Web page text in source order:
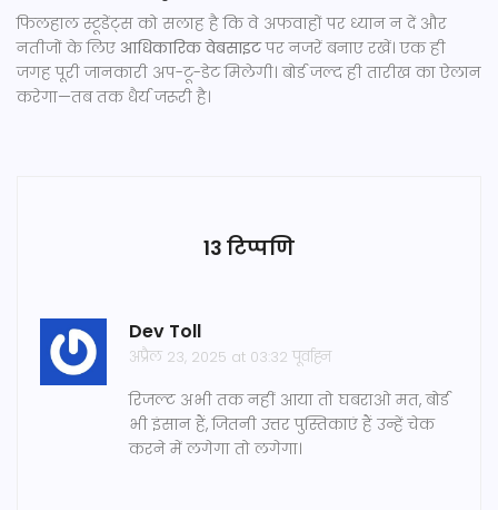
फिलहाल स्टूडेंट्स को सलाह है कि वे अफवाहों पर ध्यान न दें और
नतीजों के लिए आधिकारिक वेबसाइटपर नजरें बनाए रखें। एक ही
जगह पूरी जानकारी अप-टू-डेट मिलेगी। बोर्ड जल्द ही तारीख का ऐलान
करेगा—तब तक धैर्य जरूरी है।
13 टिप्पणि
Dev Toll
अप्रैल 23, 2025 at 03:32 पूर्वाह्न
रिजल्ट अभी तक नहीं आया तो घबराओ मत, बोर्ड
भी इंसान हैं, जितनी उत्तर पुस्तिकाएं हैं उन्हें चेक
करने में लगेगा तो लगेगा।